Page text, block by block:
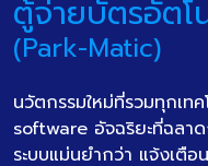
ตู้จ่ายบัตรอัตโ
(Park-Matic)
นวัตกรรมใหม่ที่รวมทุกเท
software อัจฉริยะที่ฉลา
ระบบแม่นยำกว่า แจ้งเตื